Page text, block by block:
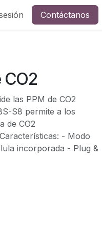
Contáctanos
las PPM de CO2
S8 permite a los
de CO2
- Modo
incorporada - Plug &